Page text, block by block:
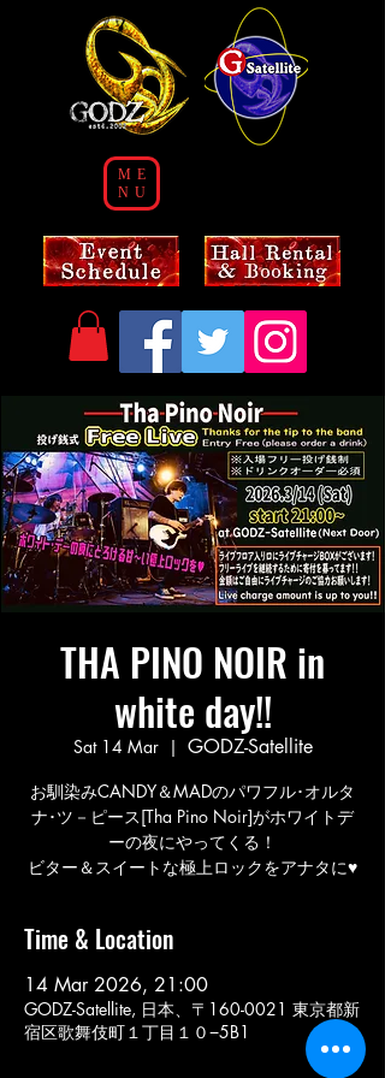
ME
NU
THA PINO NOIR in
white day!!
Sat 14 Mar
  |
GODZ-Satellite
お馴染みCANDY＆MADのパワフル･オルタ
ナ･ツ－ピース[Tha Pino Noir]がホワイトデ
ーの夜にやってくる！
ビター＆スイートな極上ロックをアナタに♥
Time & Location
14 Mar 2026, 21:00
GODZ-Satellite, 日本、〒160-0021 東京都新
宿区歌舞伎町１丁目１０−5B1